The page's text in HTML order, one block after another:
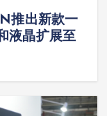
推出新款一
液晶扩展至